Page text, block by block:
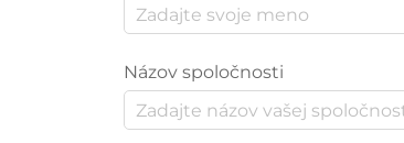
Názov spoločnosti